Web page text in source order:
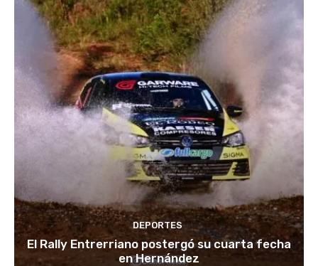
DEPORTES
El Rally Entrerriano postergó su cuarta fecha
en Hernández